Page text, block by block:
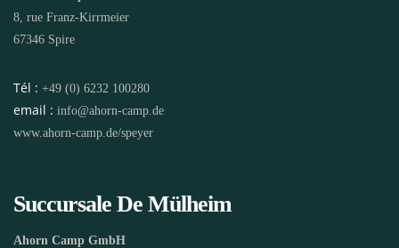
8, rue Franz-Kirrmeier
67346 Spire
Tél : +49 (0) 6232 100280
email : info@ahorn-camp.de
www.ahorn-camp.de/speyer
Succursale De Mülheim
Ahorn Camp GmbH